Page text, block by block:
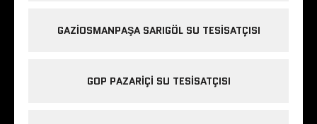
GAZIOSMANPAŞA SARIGÖL SU TESISATÇISI
GOP PAZARIÇI SU TESISATÇISI